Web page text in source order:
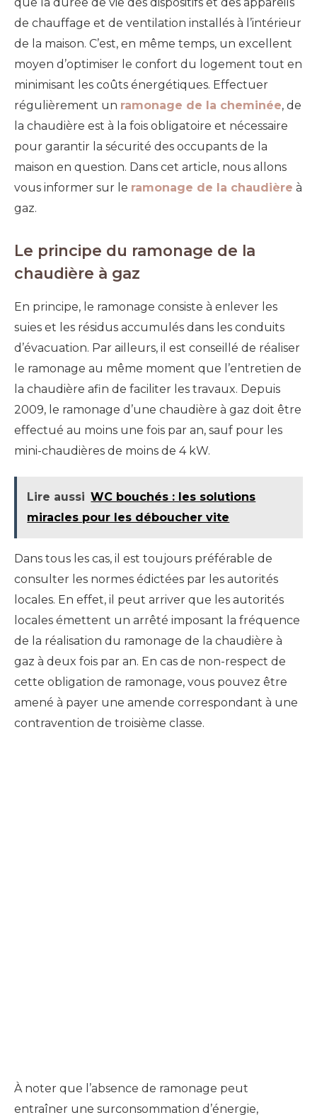
que la durée de vie des dispositifs et des appareils
de chauffage et de ventilation installés à l’intérieur
de la maison. C’est, en même temps, un excellent
moyen d’optimiser le confort du logement tout en
minimisant les coûts énergétiques. Effectuer
régulièrement un ramonage de la cheminée, de
la chaudière est à la fois obligatoire et nécessaire
pour garantir la sécurité des occupants de la
maison en question. Dans cet article, nous allons
vous informer sur le ramonage de la chaudière à
gaz.
Le principe du ramonage de la
chaudière à gaz
En principe, le ramonage consiste à enlever les
suies et les résidus accumulés dans les conduits
d’évacuation. Par ailleurs, il est conseillé de réaliser
e ramonage au même moment que l’entretien de
la chaudière afin de faciliter les travaux. Depuis
2009, le ramonage d’une chaudière à gaz doit être
effectué au moins une fois par an, sauf pour les
mini-chaudières de moins de 4 kW.
Lire aussi WC bouchés : les solutions
miracles pour les déboucher vite
Dans tous les cas, il est toujours préférable de
consulter les normes édictées par les autorités
locales. En effet, il peut arriver que les autorités
locales émettent un arrêté imposant la fréquence
de la réalisation du ramonage de la chaudière à
gaz à deux fois par an. En cas de non-respect de
cette obligation de ramonage, vous pouvez être
amené à payer une amende correspondant à une
contravention de troisième classe.
À noter que l’absence de ramonage peut
entraîner une surconsommation d’énergie,